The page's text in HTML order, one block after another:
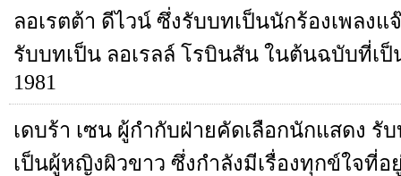
ลอเรตต้า ดีไวน์ ซึ่งรับบทเป็นนักร้องเพลงแ
รับบทเป็น ลอเรลล์ โรบินสัน ในต้นฉบับที่เป็
1981
เดบร้า เซน ผู้กำกับฝ่ายคัดเลือกนักแสดง รับ
เป็นผู้หญิงผิวขาว ซึ่งกำลังมีเรื่องทุกข์ใจที่